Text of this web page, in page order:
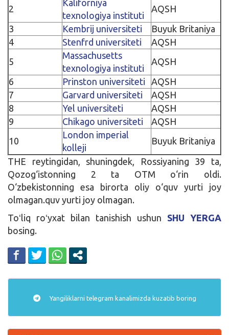
2
Kaliforniya
texnologiya instituti
AQSH
3
Kembrij universiteti
Buyuk Britaniya
4
Stenfrd universiteti
AQSH
5
Massachusetts
texnologiya instituti
AQSH
6
Prinston universiteti
AQSH
7
Garvard universiteti
AQSH
8
Yel universiteti
AQSH
9
Chikago universiteti
AQSH
10
London imperial
kolleji
Buyuk Britaniya
THE reytingidan, shuningdek, Rossiyaning 39 ta,
Qozog‘istonning 2 ta OTM o‘rin oldi.
O‘zbekistonning esa birorta oliy o‘quv yurti joy
olmagan.quv yurti joy olmagan.
Toʻliq roʻyxat bilan tanishish ushun SHU YERGA
bosing.
Yangiliklarni telegram kanalimizda kuzatib boring